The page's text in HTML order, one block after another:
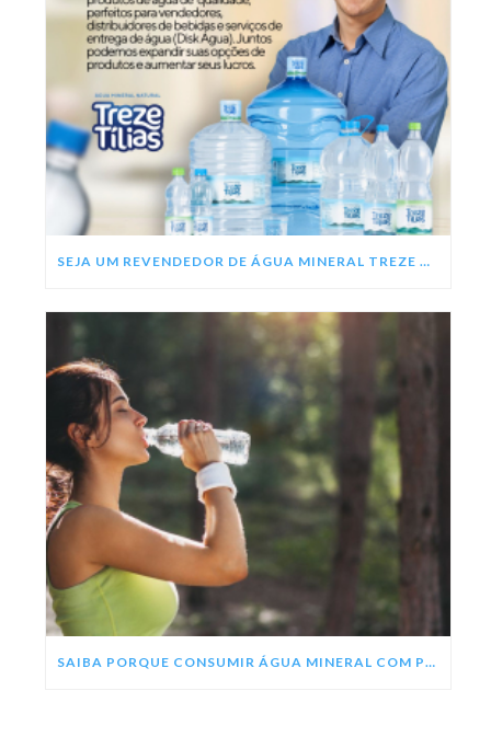
SEJA UM REVENDEDOR DE ÁGUA MINERAL TREZE TÍLIAS
SAIBA PORQUE CONSUMIR ÁGUA MINERAL COM PH ALCALINO